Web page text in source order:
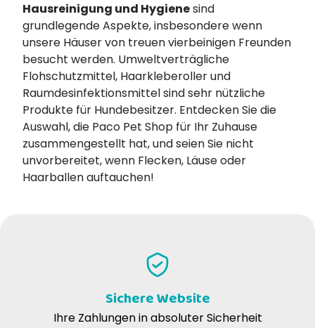
Hausreinigung und Hygienesind
grundlegende Aspekte, insbesondere wenn
unsere Häuser von treuen vierbeinigen Freunden
besucht werden. Umweltverträgliche
Flohschutzmittel, Haarkleberoller und
Raumdesinfektionsmittel sind sehr nützliche
Produkte für Hundebesitzer. Entdecken Sie die
Auswahl, die Paco Pet Shop für Ihr Zuhause
zusammengestellt hat, und seien Sie nicht
unvorbereitet, wenn Flecken, Läuse oder
Haarballen auftauchen!
Sichere Website
Ihre Zahlungen in absoluter Sicherheit